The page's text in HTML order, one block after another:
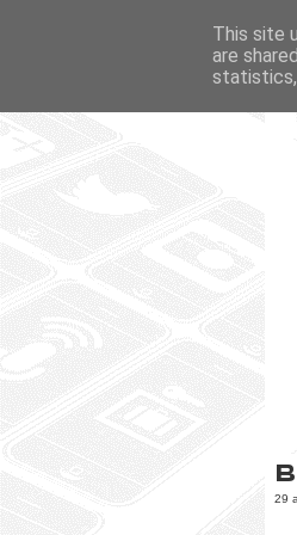
29
This site
are
statistics,